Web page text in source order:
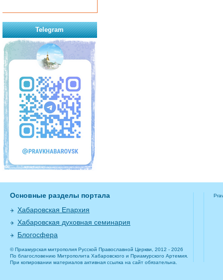
Telegram
Основные разделы портала
Хабаровская Епархия
Хабаровская духовная семинария
Блогосфера
© Приамурская митрополия Русской Православной Церкви, 2012 - 2026
По благословению Митрополита Хабаровского и Приамурского Артемия.
При копировании материалов активная ссылка на сайт обязательна.